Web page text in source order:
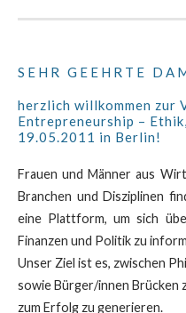
SEHR GEEHRTE
herzlich willkommen zur
Entrepreneurship –
19.05.2011 in Berlin!
Frauen und Männer aus
Branchen und Disziplinen
eine Plattform, um sich
Finanzen und Politik zu
Unser Ziel ist es, zwischen
sowie Bürger/innen Brücken
zum Erfolg zu generieren.